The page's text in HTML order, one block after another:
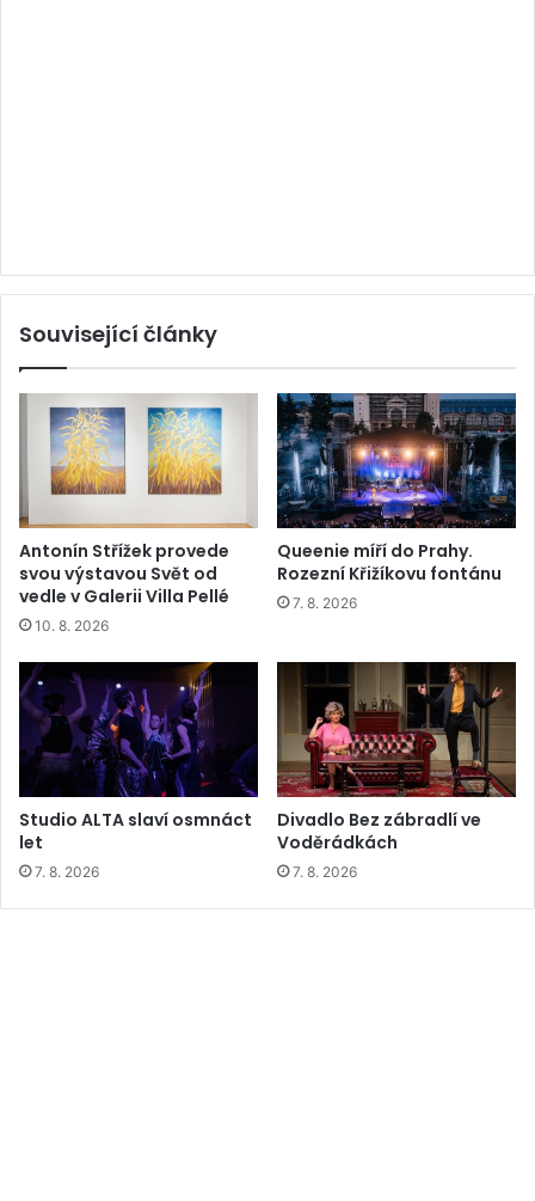
Související články
Antonín Střížek provede
svou výstavou Svět od
vedle v Galerii Villa Pellé
10. 8. 2026
Queenie míří do Prahy.
Rozezní Křižíkovu fontánu
7. 8. 2026
Studio ALTA slaví osmnáct
let
7. 8. 2026
Divadlo Bez zábradlí ve
Voděrádkách
7. 8. 2026